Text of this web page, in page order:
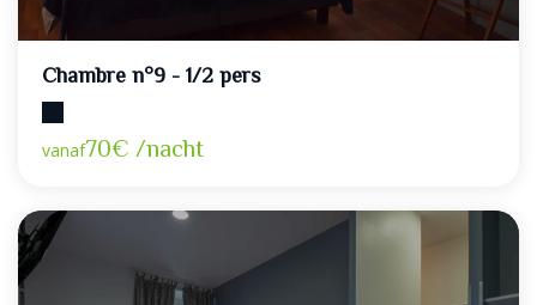
Chambre n°9 - 1/2 pers
vanaf70€ /nacht